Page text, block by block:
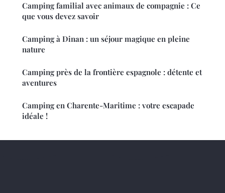
Camping familial avec animaux de compagnie : Ce
que vous devez savoir
Camping à Dinan : un séjour magique en pleine
nature
Camping près de la frontière espagnole : détente et
aventures
Camping en Charente-Maritime : votre escapade
idéale !